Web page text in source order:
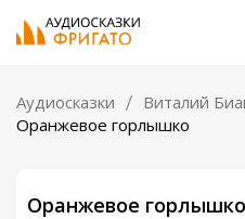
Аудиосказки
Виталий
Оранжевое горлышко
Оранжевое